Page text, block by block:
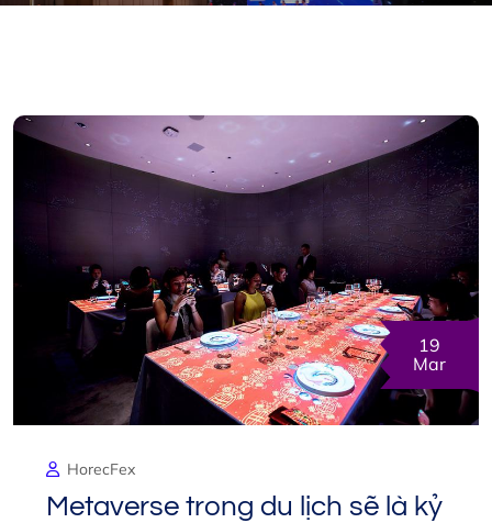
19
Mar
HorecFex
Metaverse trong du lịch sẽ là kỷ